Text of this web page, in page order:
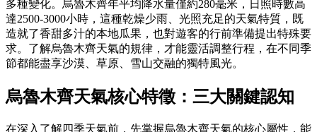
多種變化。烏魯木齊年平均降水量僅約280毫米，日照時數高
達2500-3000小時，這種乾燥少雨、光照充足的天氣特質，既
造就了香甜多汁的本地瓜果，也對遊客的行前準備提出特殊要
求。了解烏魯木齊天氣的規律，才能靈活調整行程，在不同季
節都能盡享沙漠、草原、雪山交融的獨特風光。
烏魯木齊天氣核心特徵：三大關鍵認知
在深入了解四季天氣前，先掌握烏魯木齊天氣的核心屬性，能